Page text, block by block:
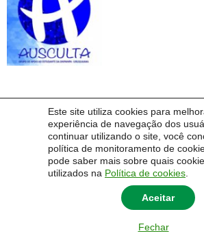
Este site utiliza cookies para
experiência de navegação dos
continuar utilizando o site, você
política de monitoramento de
pode saber mais sobre quais
utilizados na Política de cookies
Aceitar
Fechar
ARQUIVO
© 2014 Universidade Federal do Pampa -